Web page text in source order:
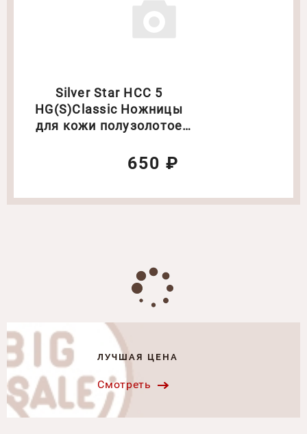
Silver Star НСС 5
HG(S)Classic Ножницы
для кожи полузолотое
650 ₽
ЛУЧШАЯ ЦЕНА
Смотреть